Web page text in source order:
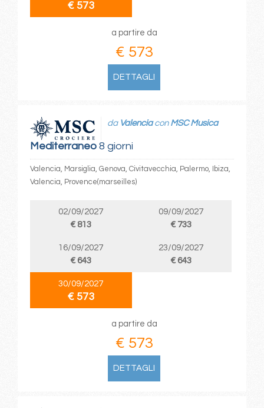
€ 573
a partire da
€ 573
DETTAGLI
Mediterraneo8 giorni
da Valenciacon MSC Musica
Valencia, Marsiglia, Genova, Civitavecchia, Palermo, Ibiza,
Valencia, Provence(marseilles)
02/09/2027
€ 813
09/09/2027
€ 733
16/09/2027
€ 643
23/09/2027
€ 643
30/09/2027
€ 573
a partire da
€ 573
DETTAGLI